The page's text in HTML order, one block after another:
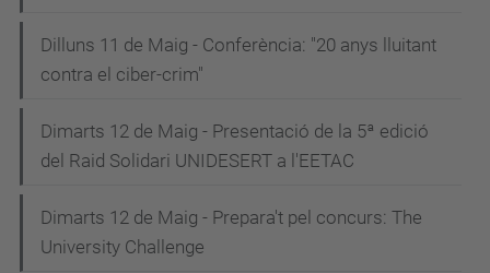
Dilluns 11 de Maig - Conferència: "20 anys lluitant
contra el ciber-crim"
Dimarts 12 de Maig - Presentació de la 5ª edició
del Raid Solidari UNIDESERT a l'EETAC
Dimarts 12 de Maig - Prepara't pel concurs: The
University Challenge